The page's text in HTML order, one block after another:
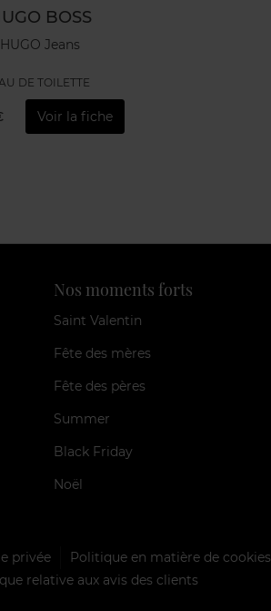
BOSS
HUGO Jeans
DE TOILETTE
Voir la fiche
Nos moments forts
Saint Valentin
Fête des mères
Fête des pères
Summer
Black Friday
Noël
privée Politique en matière de cookies
relative aux avis des clients